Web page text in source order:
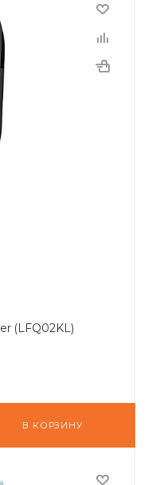
(LFQ02KL)
В КОРЗИНУ